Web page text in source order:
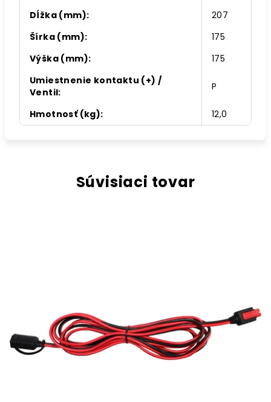
Dĺžka (mm):
207
Šírka (mm):
175
Výška (mm):
175
Umiestnenie kontaktu (+) /
Ventil: P
Hmotnosť (kg): 12,0
Súvisiaci tovar